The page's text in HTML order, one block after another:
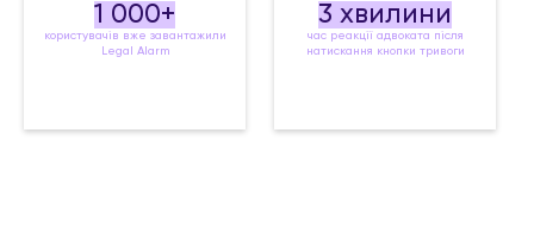
1 000+
користувачів вже завантажили
Legal Alarm
3 хвилини
час реакції адвоката після
натискання кнопки тривоги